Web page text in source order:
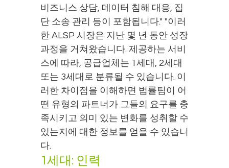
비즈니스 상담, 데이터 침해 대응, 집
단 소송 관리 등이 포함됩니다." "이러
한 ALSP 시장은 지난 몇 년 동안 성장
과정을 거쳐왔습니다. 제공하는 서비
스에 따라, 공급업체는 1세대, 2세대
또는 3세대로 분류될 수 있습니다. 이
러한 차이점을 이해하면 법률팀이 어
떤 유형의 파트너가 그들의 요구를 충
족시키고 의미 있는 변화를 성취할 수
있는지에 대한 정보를 얻을 수 있습니
다.
1세대: 인력